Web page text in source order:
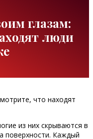
глазам:
люди
из них скрываются в
поверхности. Каждый